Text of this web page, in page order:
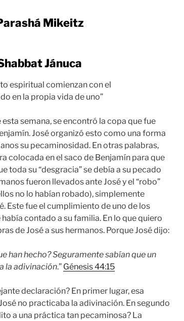
Mikeitz
Jánuca
espiritual comienzan con el
en la propia vida de uno”
esta semana, se encontró la copa que fue
José organizó esto como una forma
su pecaminosidad. En otras palabras,
colocada en el saco de Benjamín para que
toda su “desgracia” se debía a su pecado
fueron llevados ante José y el “robo”
no lo habían robado), simplemente
Este fue el cumplimiento de uno de los
contado a su familia. En lo que quiero
de José a sus hermanos. Porque José dijo:
han hecho? Seguramente sabían que un
la adivinación.” Génesis 44:15
declaración? En primer lugar, esa
no practicaba la adivinación. En segundo
a una práctica tan pecaminosa? La